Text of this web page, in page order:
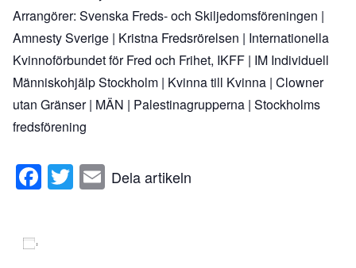
Arrangörer: Svenska Freds- och Skiljedomsföreningen |
Amnesty Sverige | Kristna Fredsrörelsen | Internationella
Kvinnoförbundet för Fred och Frihet, IKFF | IM Individuell
Människohjälp Stockholm | Kvinna till Kvinna | Clowner
utan Gränser | MÄN | Palestinagrupperna | Stockholms
fredsförening
Facebook
TwitterEmail
Dela artikeln